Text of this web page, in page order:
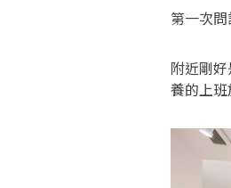
第一次
附近剛
養的上班